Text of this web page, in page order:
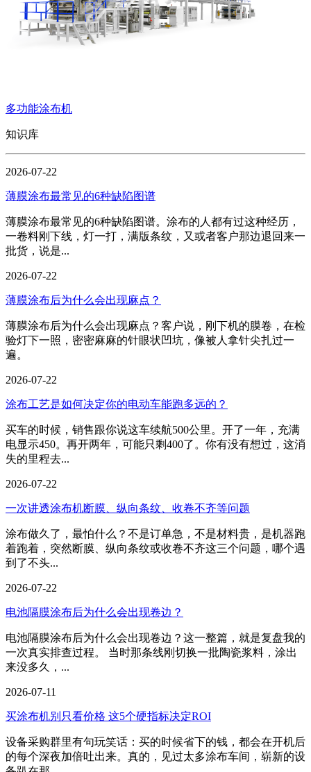
多功能涂布机
知识库
2026-07-22
薄膜涂布最常见的6种缺陷图谱
薄膜涂布最常见的6种缺陷图谱。涂布的人都有过这种经历，
一卷料刚下线，灯一打，满版条纹，又或者客户那边退回来一
批货，说是...
2026-07-22
薄膜涂布后为什么会出现麻点？
薄膜涂布后为什么会出现麻点？客户说，刚下机的膜卷，在检
验灯下一照，密密麻麻的针眼状凹坑，像被人拿针尖扎过一
遍。
2026-07-22
涂布工艺是如何决定你的电动车能跑多远的？
买车的时候，销售跟你说这车续航500公里。开了一年，充满
电显示450。再开两年，可能只剩400了。你有没有想过，这消
失的里程去...
2026-07-22
一次讲透涂布机断膜、纵向条纹、收卷不齐等问题
涂布做久了，最怕什么？不是订单急，不是材料贵，是机器跑
着跑着，突然断膜、纵向条纹或收卷不齐这三个问题，哪个遇
到了不头...
2026-07-22
电池隔膜涂布后为什么会出现卷边？
电池隔膜涂布后为什么会出现卷边？这一整篇，就是复盘我的
一次真实排查过程。 当时那条线刚切换一批陶瓷浆料，涂出
来没多久，...
2026-07-11
买涂布机别只看价格 这5个硬指标决定ROI
设备采购群里有句玩笑话：买的时候省下的钱，都会在开机后
的每个深夜加倍吐出来。真的，见过太多涂布车间，崭新的设